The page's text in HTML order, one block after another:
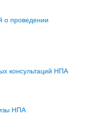
о проведении
консультаций НПА
НПА